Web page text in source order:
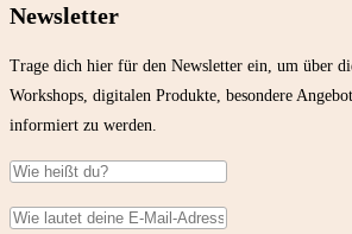
Newsletter
Trage dich hier für den Newsletter ein, um über
Workshops, digitalen Produkte, besondere
informiert zu werden.